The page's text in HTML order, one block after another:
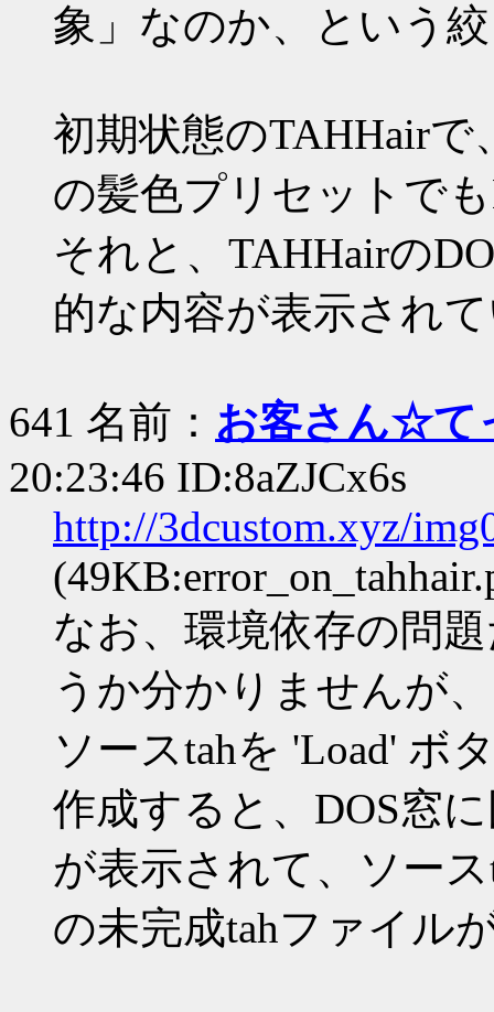
象」なのか、という
初期状態のTAHHairで
の髪色プリセットで
それと、TAHHairの
的な内容が表示され
641 名前： お客さん☆て
20:23:46 ID:8aZJCx6s
http://3dcustom.xyz/
なお、環境依存の問
うか分かりませんが
ソースtahを 'Load' ボ
作成すると、DOS窓
が表示されて、ソー
の未完成tahファイル